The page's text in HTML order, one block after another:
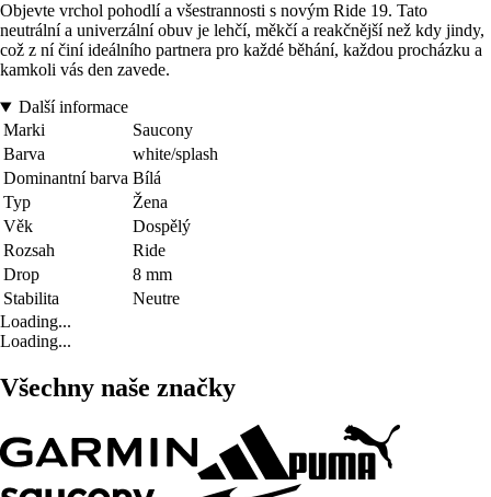
Objevte vrchol pohodlí a všestrannosti s novým Ride 19. Tato
neutrální a univerzální obuv je lehčí, měkčí a reakčnější než kdy jindy,
což z ní činí ideálního partnera pro každé běhání, každou procházku a
kamkoli vás den zavede.
Další informace
Marki
Saucony
Barva
white/splash
Dominantní barva Bílá
Typ
Žena
Věk
Dospělý
Rozsah
Ride
Drop
8 mm
Stabilita
Neutre
Loading...
Loading...
Všechny naše značky